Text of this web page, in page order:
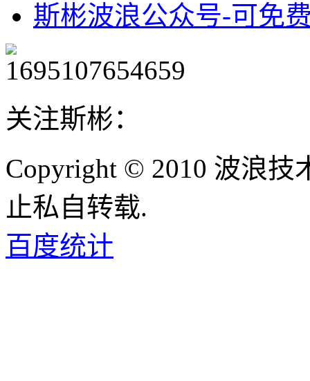
斯彬波浪公众号-可免
关注斯彬：
Copyright © 2010 波浪技
止私自转载.
百度统计